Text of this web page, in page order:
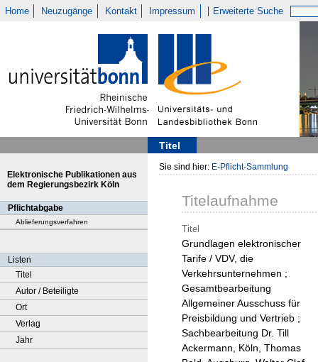
Home Neuzugänge Kontakt Impressum Erweiterte Suche
Titel
Elektronische Publikationen aus
dem Regierungsbezirk Köln
Pflichtabgabe
Ablieferungsverfahren
Listen
Titel
Autor / Beteiligte
Ort
Verlag
Jahr
Sie sind hier: E-Pflicht-Sammlung
Titelaufnahme
Titel
Grundlagen elektronischer
Tarife / VDV, die
Verkehrsunternehmen ;
Gesamtbearbeitung
Allgemeiner Ausschuss für
Preisbildung und Vertrieb ;
Sachbearbeitung Dr. Till
Ackermann, Köln, Thomas